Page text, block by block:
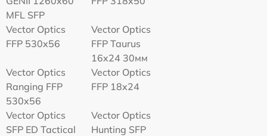
MFL SFP
Vector Optics
FFP 530x56
Vector Optics
FFP Taurus
16x24 30мм
Vector Optics
Ranging FFP
530x56
Vector Optics
FFP 18x24
Vector Optics
SFP ED Tactical
Vector Optics
Hunting SFP